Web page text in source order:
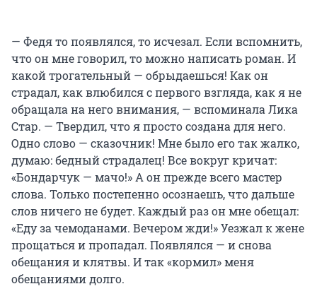
— Федя то появлялся, то исчезал. Если вспомнить,
что он мне говорил, то можно написать роман. И
какой трогательный — обрыдаешься! Как он
страдал, как влюбился с первого взгляда, как я не
обращала на него внимания, — вспоминала Лика
Стар. — Твердил, что я просто создана для него.
Одно слово — сказочник! Мне было его так жалко,
думаю: бедный страдалец! Все вокруг кричат:
«Бондарчук — мачо!» А он прежде всего мастер
слова. Только постепенно осознаешь, что дальше
слов ничего не будет. Каждый раз он мне обещал:
«Еду за чемоданами. Вечером жди!» Уезжал к жене
прощаться и пропадал. Появлялся — и снова
обещания и клятвы. И так «кормил» меня
обещаниями долго.